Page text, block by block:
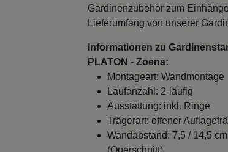
Gardinenzubehör zum
Lieferumfang von unserer
Informationen zu
PLATON - Zoena:
Montageart: Wandmontage
Laufanzahl: 2-läufig
Ausstattung: inkl. Ringe
Trägerart: offener
Wandabstand: 7,5 / 14,5